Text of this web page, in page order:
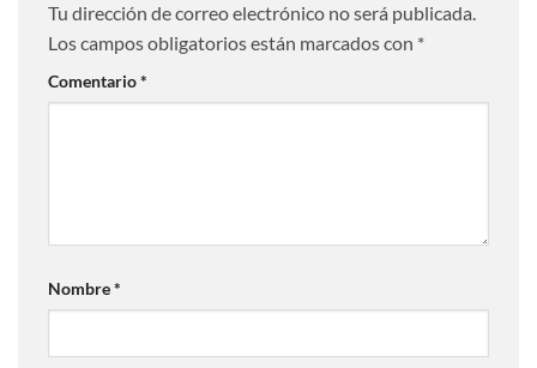
Tu dirección de correo electrónico no será publicada.
Los campos obligatorios están marcados con *
Comentario*
Nombre*